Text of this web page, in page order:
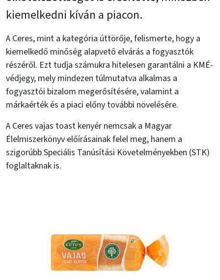
kiemelkedni kíván a piacon.
A Ceres, mint a kategória úttörője, felismerte, hogy a
kiemelkedő minőség alapvető elvárás a fogyasztók
részéről. Ezt tudja számukra hitelesen garantálni a KMÉ-
védjegy, mely mindezen túlmutatva alkalmas a
fogyasztói bizalom megerősítésére, valamint a
márkaérték és a piaci előny további növelésére.
A Ceres vajas toast kenyér nemcsak a Magyar
Élelmiszerkönyv előírásainak felel meg, hanem a
szigorúbb Speciális Tanúsítási Követelményekben (STK)
foglaltaknak is.